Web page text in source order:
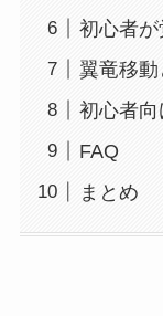
初心者が
翼竜移
初心者向
FAQ
まとめ